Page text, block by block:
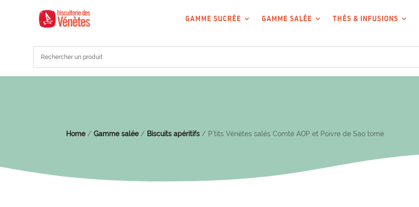
GAMME SUCRÉE GAMME SALÉE THÉS & INFUSIONS
Home/Gamme salée/ Biscuits apéritifs / P’tits Vénètes salés Comté AOP et Poivre de Sao tomé